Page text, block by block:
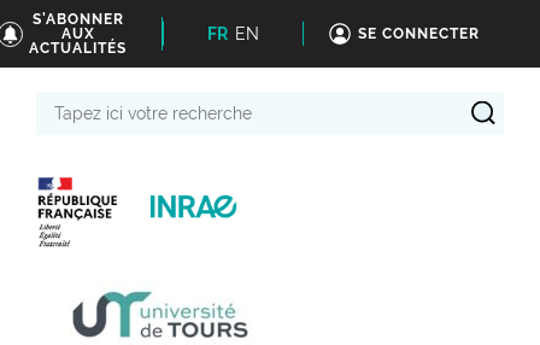
S'ABONNER
AUX
ACTUALITÉS
FR EN SE CONNECTER